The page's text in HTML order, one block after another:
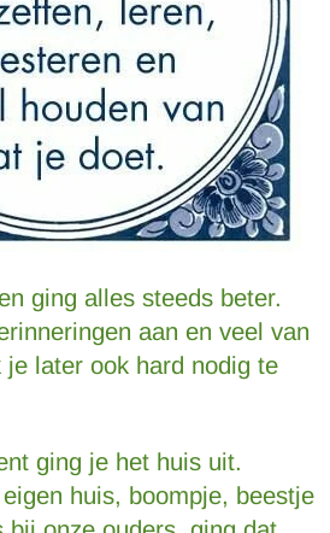
ging alles steeds beter.
aan en veel van
later ook hard nodig te
ging je het huis uit.
huis, boompje, beestje